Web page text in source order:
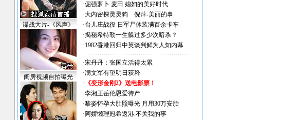
谍战大片-《风声》
闺房视频自拍曝光
·倔强萝卜 麦田 媳妇的美好时代
·大内密探灵灵狗
倪萍-美丽的事
·台儿庄战役 日军尸体装满百余卡车
·揭秘希特勒一生躲过多少次暗杀？
·1982香港回归中英谈判鲜为人知内幕
·宋丹丹：张国立活得太累
·满文军有望明日获释
· 《变形金刚2》送电影票！
·李湘王岳伦恩爱待产
·黎姿怀孕大肚照曝光 月用30万安胎
·阿娇懒理冠希返港:不关我的事